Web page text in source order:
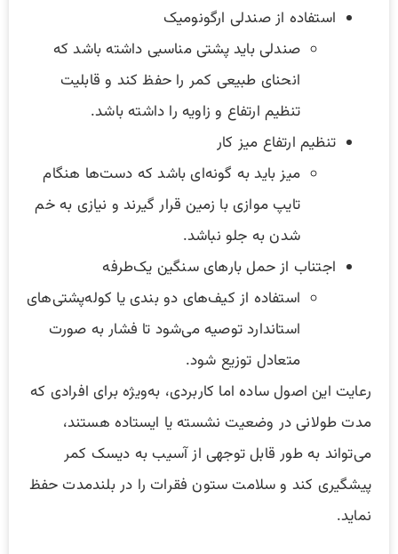
استفاده از صندلی ارگونومیک
صندلی باید پشتی مناسبی داشته باشد که
انحنای طبیعی کمر را حفظ کند و قابلیت
تنظیم ارتفاع و زاویه را داشته باشد.
تنظیم ارتفاع میز کار
میز باید به گونه‌ای باشد که دست‌ها هنگام
تایپ موازی با زمین قرار گیرند و نیازی به خم
شدن به جلو نباشد.
اجتناب از حمل بارهای سنگین یک‌طرفه
استفاده از کیف‌های دو بندی یا کوله‌پشتی‌های
استاندارد توصیه می‌شود تا فشار به صورت
متعادل توزیع شود.
رعایت این اصول ساده اما کاربردی، به‌ویژه برای افرادی که
مدت طولانی در وضعیت نشسته یا ایستاده هستند،
می‌تواند به طور قابل توجهی از آسیب به دیسک کمر
پیشگیری کند و سلامت ستون فقرات را در بلندمدت حفظ
نماید.